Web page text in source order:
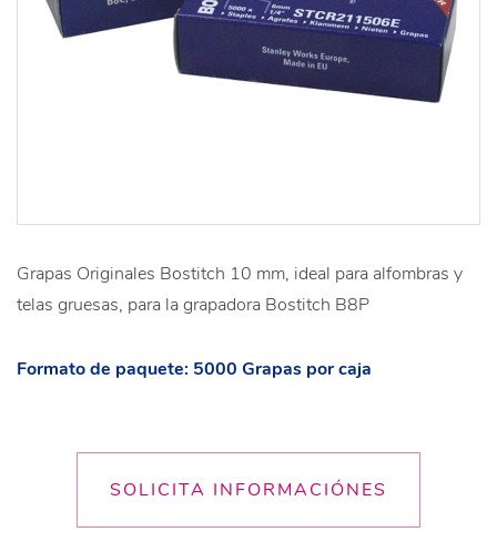
Grapas Originales Bostitch 10 mm, ideal para alfombras y
telas gruesas, para la grapadora Bostitch B8P
Formato de paquete: 5000 Grapas por caja
SOLICITA INFORMACIÓNES